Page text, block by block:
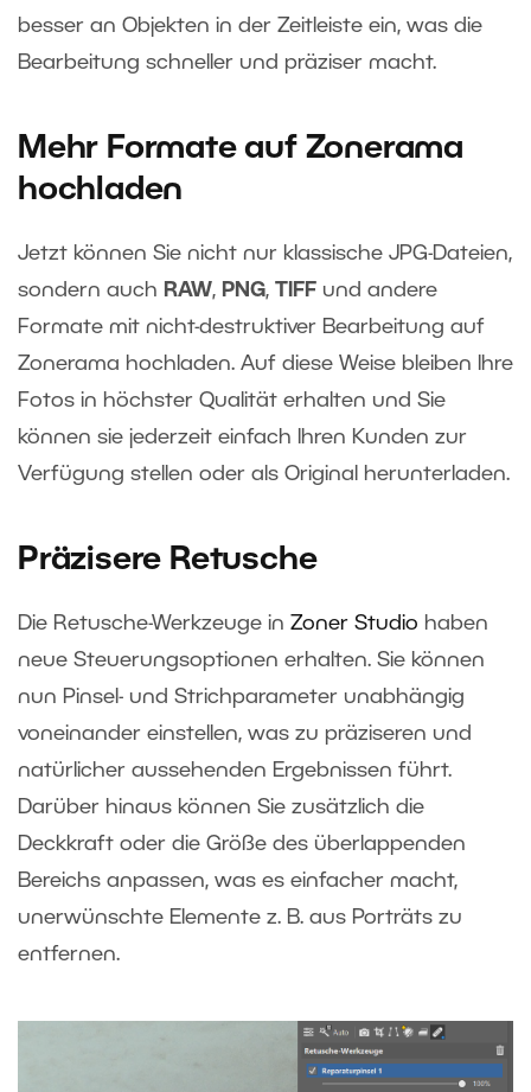
besser an Objekten in der Zeitleiste ein, was die
Bearbeitung schneller und präziser macht.
Mehr Formate auf Zonerama
hochladen
Jetzt können Sie nicht nur klassische JPG-Dateien,
sondern auch RAW, PNG, TIFF und andere
Formate mit nicht-destruktiver Bearbeitung auf
Zonerama hochladen. Auf diese Weise bleiben Ihre
Fotos in höchster Qualität erhalten und Sie
können sie jederzeit einfach Ihren Kunden zur
Verfügung stellen oder als Original herunterladen.
Präzisere Retusche
Die Retusche-Werkzeuge in Zoner Studio haben
neue Steuerungsoptionen erhalten. Sie können
nun Pinsel- und Strichparameter unabhängig
voneinander einstellen, was zu präziseren und
natürlicher aussehenden Ergebnissen führt.
Darüber hinaus können Sie zusätzlich die
Deckkraft oder die Größe des überlappenden
Bereichs anpassen, was es einfacher macht,
unerwünschte Elemente z. B. aus Porträts zu
entfernen.